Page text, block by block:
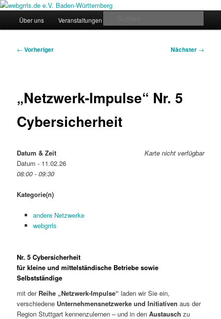
Zum
primären
webgrrls.de e.V. Baden-
Regiogruppe Baden-Württemberg der webgrrls.de e.V.
HauptmenüÜber uns Veranstaltungen
Beitragsnavigation
← Vorheriger Nächster →
„Netzwerk-Impulse“ Nr. 5
Cybersicherheit
Karte nicht verfügbar
Datum & Zeit
Datum - 11.02.26
08:00 - 09:30
Kategorie(n)
andere Netzwerke
webgrrls
Nr. 5 Cybersicherheit
für kleine und mittelständische Betriebe sowie
Selbstständige
mit der Reihe „Netzwerk-Impulse“ laden wir Sie ein,
verschiedene Unternehmensnetzwerke und Initiativen aus der
Region Stuttgart kennenzulernen – und in denAustausch zu